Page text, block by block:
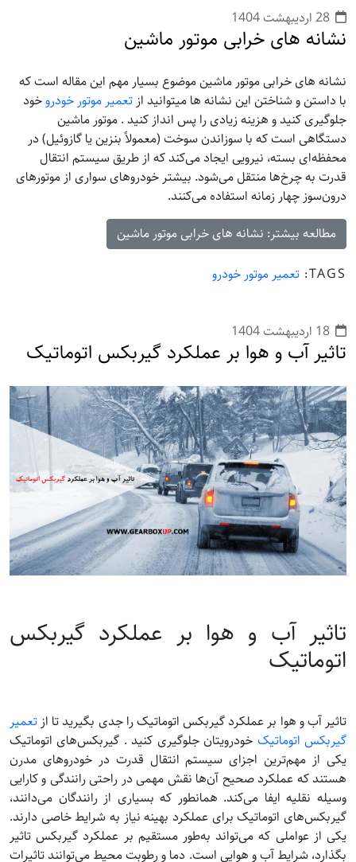
28 ارديبهشت 1404
نشانه های خرابی موتور ماشین
نشانه های خرابی موتور ماشین موضوع بسیار مهم این مقاله است که
با داستن و شناختن این نشانه ها میتوانید از تعمیر موتور خودروخود
جلوگیری کنید و هزینه زیادی را پس انداز کنید . موتور ماشین
دستگاهی است که با سوزاندن سوخت (معمولاً بنزین یا گازوئیل) در
محفظه‌ای بسته، نیرویی ایجاد می‌کند که از طریق سیستم انتقال
قدرت به چرخ‌ها منتقل می‌شود. بیشتر خودروهای سواری از موتورهای
درون‌سوز چهار زمانه استفاده می‌کنند.
مطالعه بیشتر: نشانه های خرابی موتور ماشین
TAGS: تعمیر موتور خودرو
18 ارديبهشت 1404
تاثیر آب و هوا بر عملکرد گیربکس اتوماتیک
تاثیر آب و هوا بر عملکرد گیربکس
اتوماتیک
تاثیر آب و هوا بر عملکرد گیربکس اتوماتیک را جدی بگیرید تا از تعمیر
گیربکس اتوماتیک خودرویتان جلوگیری کنید . گیربکس‌های اتوماتیک
یکی از مهم‌ترین اجزای سیستم انتقال قدرت در خودروهای مدرن
هستند که عملکرد صحیح آن‌ها نقش مهمی در راحتی رانندگی و کارایی
وسیله نقلیه ایفا می‌کند. همانطور که بسیاری از رانندگان می‌دانند،
گیربکس‌های اتوماتیک برای عملکرد بهینه نیاز به شرایط خاصی دارند.
یکی از عواملی که می‌تواند به‌طور مستقیم بر عملکرد گیربکس تاثیر
بگذارد، شرایط آب و هوایی است. دما و رطوبت محیط می‌توانند تاثیرات